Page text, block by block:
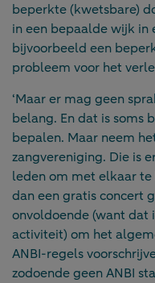
beperkte (kwetsbare)
in een bepaalde wijk in
bijvoorbeeld een
probleem voor het
‘Maar er mag geen
belang. En dat is soms
bepalen. Maar neem
zangvereniging. Die is
leden om met elkaar te
dan een gratis concert
onvoldoende (want dat
activiteit) om het
ANBI-regels
zodoende geen ANBI